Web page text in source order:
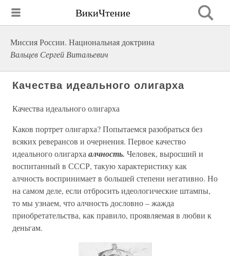
ВикиЧтение
Миссия России. Национальная доктрина
Вальцев Сергей Витальевич
Качества идеального олигарха
Качества идеального олигарха
Каков портрет олигарха? Попытаемся разобраться без
всяких реверансов и очернения. Первое качество
идеального олигарха алчность. Человек, выросший и
воспитанный в СССР, такую характеристику как
алчность воспринимает в большей степени негативно. Но
на самом деле, если отбросить идеологические штампы,
то мы узнаем, что алчность дословно – жажда
приобретательства, как правило, проявляемая в любви к
деньгам.